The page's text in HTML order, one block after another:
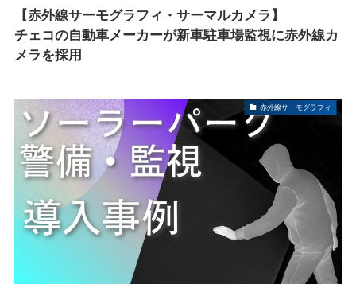
【赤外線サーモグラフィ・サーマルカメラ】
チェコの自動車メーカーが新車駐車場監視に赤外線カ
メラを採用
赤外線サーモグラフィ